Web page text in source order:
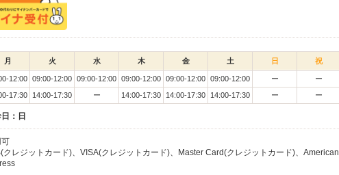
月 火 水 木 金 土 日 祝
12:00 09:00-12:00 09:00-12:00 09:00-12:00 09:00-12:00 09:00-12:00 ー
ー
17:30
14:00-17:30 ー 14:00-17:30 14:00-17:30 14:00-17:30 ー ー
：日
クレジットカード)、VISA(クレジットカード)、Master Card(クレジットカード)、American